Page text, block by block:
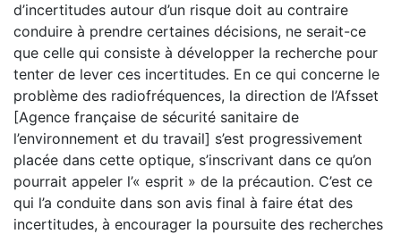
d’incertitudes autour d’un risque doit au contraire
conduire à prendre certaines décisions, ne serait-ce
que celle qui consiste à développer la recherche pour
tenter de lever ces incertitudes. En ce qui concerne le
problème des radiofréquences, la direction de l’Afsset
[Agence française de sécurité sanitaire de
l’environnement et du travail] s’est progressivement
placée dans cette optique, s’inscrivant dans ce qu’on
pourrait appeler l’« esprit » de la précaution. C’est ce
qui l’a conduite dans son avis final à faire état des
incertitudes, à encourager la poursuite des recherches